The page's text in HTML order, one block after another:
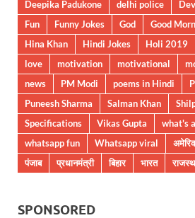
Deepika Padukone delhi police
Fun
Funny Jokes God
Good
Hina Khan
Hindi Jokes Holi 2019
love
motivation motivational
news
PM Modi poems in Hindi
Puneesh Sharma
Salman Khan
Specifications
Vikas Gupta what's
whatsapp fun
Whatsapp viral
पंजाब
प्रधानमंत्री बिहार भारत
SPONSORED